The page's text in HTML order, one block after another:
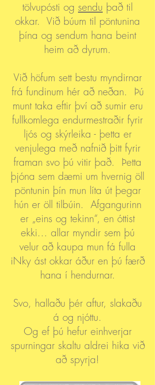
tölvupósti og sendu það til
okkar. Við búum til pöntunina
þína og sendum hana beint
heim að dyrum.
Við höfum sett bestu myndirnar
frá fundinum hér að neðan. Þú
munt taka eftir því að sumir eru
fullkomlega endurmestraðir fyrir
ljós og skýrleika - þetta er
venjulega með nafnið þitt fyrir
framan svo þú vitir það. Þetta
þjóna sem dæmi um hvernig öll
pöntunin þín mun líta út þegar
hún er öll tilbúin. Afgangurinn
er „eins og tekinn“, en óttist
ekki... allar myndir sem þú
velur að kaupa mun fá fulla
iNky ást okkar áður en þú færð
hana í hendurnar.
Svo, hallaðu þér aftur, slakaðu
á og njóttu.
Og ef þú hefur einhverjar
spurningar skaltu aldrei hika við
að spyrja!